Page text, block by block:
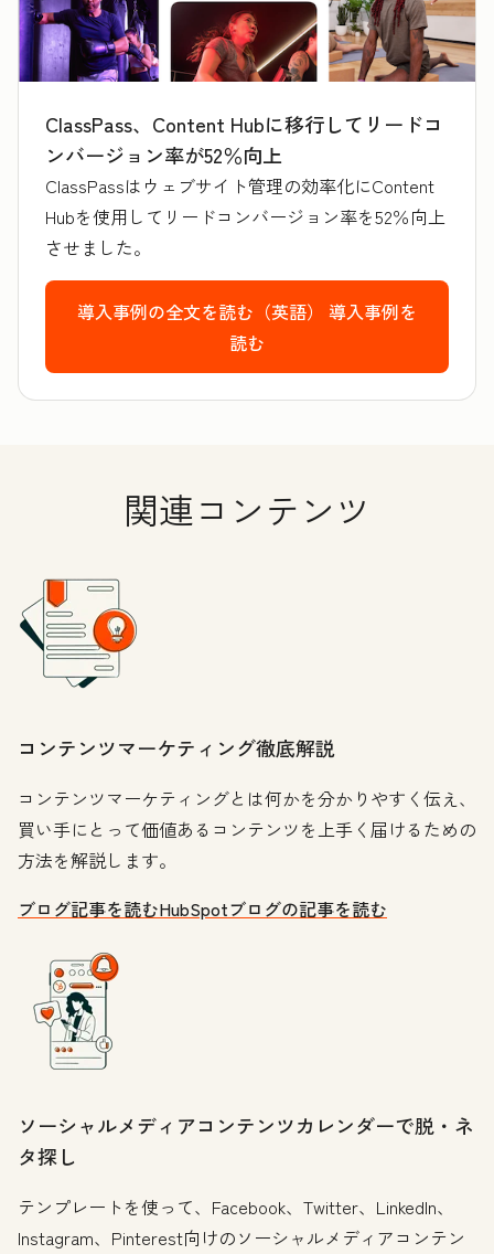
ClassPass、Content Hubに移行してリードコ
ンバージョン率が52％向上
ClassPassはウェブサイト管理の効率化にContent
Hubを使用してリードコンバージョン率を52％向上
させました。
導入事例の全文を読む（英語） 導入事例を
読む
関連コンテンツ
コンテンツマーケティング徹底解説
コンテンツマーケティングとは何かを分かりやすく伝え、
買い手にとって価値あるコンテンツを上手く届けるための
方法を解説します。
ブログ記事を読むHubSpotブログの記事を読む
ソーシャルメディアコンテンツカレンダーで脱・ネ
タ探し
テンプレートを使って、Facebook、Twitter、LinkedIn、
Instagram、Pinterest向けのソーシャルメディアコンテン